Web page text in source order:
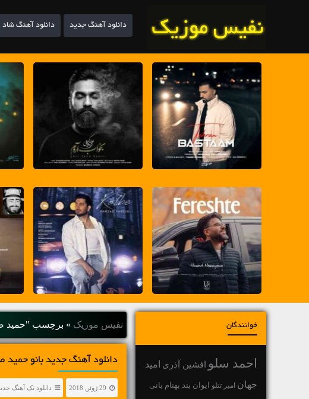
دانلود آهنگ جدید دانلود آهنگ شاد
خوانندگان
احمد سلو افشین آذری امید
جهان امیر تتلو ایوان بند بهنام بانی
نفیس موزیک » برچسب "حمید
دانلود آهنگ جديد بانو حمید
29 ژوئن 2018 دانلود تک آهنگ